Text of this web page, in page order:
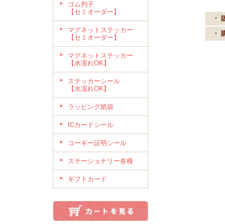
ゴム判子
【セミオーダー】
マグネットステッカー
【セミオーダー】
マグネットステッカー
【水濡れOK】
ステッカーシール
【水濡れOK】
ラッピング紙袋
ICカードシール
コーギー証明シール
ステーショナリー各種
ギフトカード
・
・